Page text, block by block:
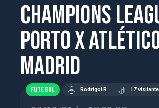
Champions
Porto X
Madrid
FUTEBOL RodrigoLR 17